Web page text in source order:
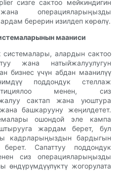
сизге сактоо мейкиндигин
операцияларыңызды
берерин изилдеп көрөлү.
мааниси
системалары, алардын сактоо
жана натыйжалуулугун
бизнес үчүн абдан маанилүү
поддондук стеллаж
менен, сиз
сактап жана уюштура
башкарууну жеңилдетет.
ошондой эле кампа
жардам берет, бул
кадрларыңыздын бардыгын
Сапаттуу поддондук
сиз операцияларыңызды
өндүрүмдүүлүктү жогорулата